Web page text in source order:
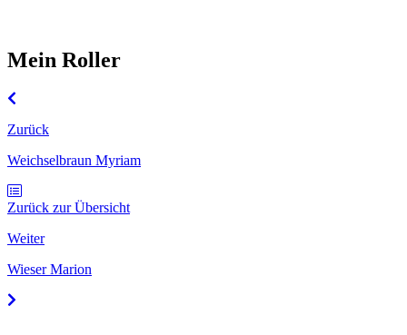
Mein Roller
Zurück
Weichselbraun Myriam
Zurück zur Übersicht
Weiter
Wieser Marion